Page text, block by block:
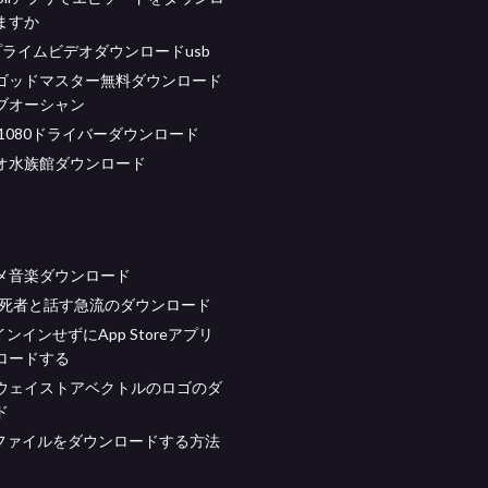
すか
イムビデオダウンロードusb
ッドマスター無料ダウンロード
オーシャン
ドライバーダウンロード
水族館ダウンロード
音楽ダウンロード
者と話す急流のダウンロード
ンインせずにApp Storeアプリ
ードする
ェイストアベクトルのロゴのダ
ァイルをダウンロードする方法